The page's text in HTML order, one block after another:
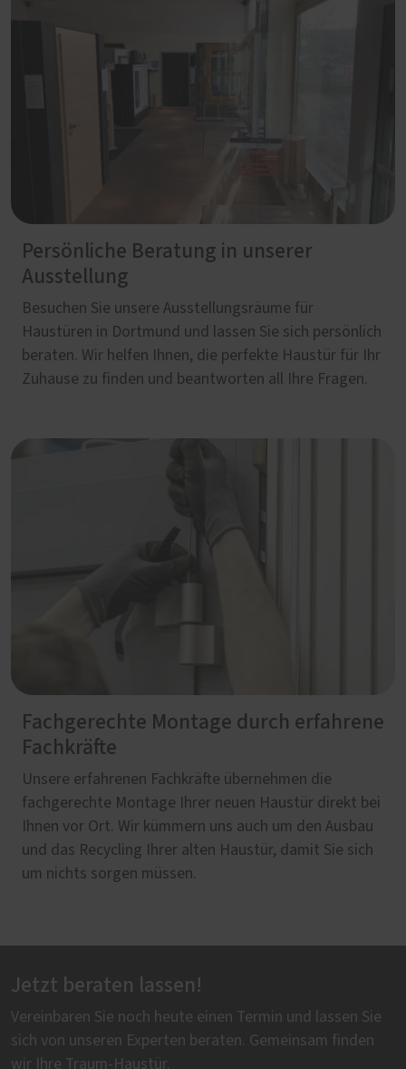
Persönliche Beratung in unserer
Ausstellung
Besuchen Sie unsere Ausstellungsräume für
Haustüren in Dortmund und lassen Sie sich persönlich
beraten. Wir helfen Ihnen, die perfekte Haustür für Ihr
Zuhause zu finden und beantworten all Ihre Fragen.
Fachgerechte Montage durch erfahrene
Fachkräfte
Unsere erfahrenen Fachkräfte übernehmen die
fachgerechte Montage Ihrer neuen Haustür direkt bei
Ihnen vor Ort. Wir kümmern uns auch um den Ausbau
und das Recycling Ihrer alten Haustür, damit Sie sich
um nichts sorgen müssen.
Jetzt beraten lassen!
Vereinbaren Sie noch heute einen Termin und lassen Sie
sich von unseren Experten beraten. Gemeinsam finden
wir Ihre Traum-Haustür.